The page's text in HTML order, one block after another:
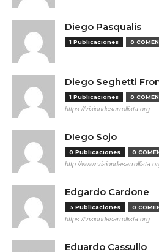
Diego Pasqualis
1 Publicaciones 0
Diego Seghetti
1 Publicaciones 0
https://visiondesarrollista.org
DIego Sojo
0 Publicaciones 0
http://
Edgardo Cardone
3 Publicaciones 0
https://visiondesarrollista.org
Eduardo Cassullo